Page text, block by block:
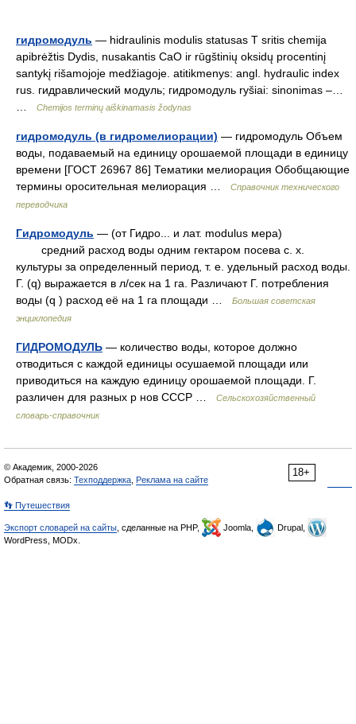
гидромодуль — hidraulinis modulis statusas T sritis chemija
apibrėžtis Dydis, nusakantis CaO ir rūgštinių oksidų procentinį
santykį rišamojoje medžiagoje. atitikmenys: angl. hydraulic index
rus. гидравлический модуль; гидромодуль ryšiai: sinonimas –…
Chemijos terminų aiškinamasis žodynas
гидромодуль (в гидромелиорации) — гидромодуль Объем
воды, подаваемый на единицу орошаемой площади в единицу
времени [ГОСТ 26967 86] Тематики мелиорация Обобщающие
термины оросительная мелиорация …
Справочник технического
переводчика
Гидромодуль — (от Гидро... и лат. modulus мера)
средний расход воды одним гектаром посева с. х.
культуры за определенный период, т. е. удельный расход воды.
Г. (q) выражается в л/сек на 1 га. Различают Г. потребления
воды (q ) расход её на 1 га площади …
Большая советская
энциклопедия
ГИДРОМОДУЛЬ — количество воды, которое должно
отводиться с каждой единицы осушаемой площади или
приводиться на каждую единицу орошаемой площади. Г.
различен для разных р нов СССР …
Сельскохозяйственный
словарь-справочник
18+
© Академик, 2000-2026
Обратная связь: Техподдержка Реклама на сайте
👣 Путешествия
Экспорт словарей на сайты , сделанные на PHP, Joomla,
Drupal,
WordPress, MODx.